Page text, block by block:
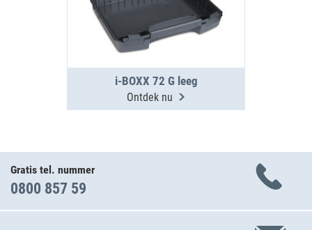
i-BOXX 72 G leeg
Ontdek nu
Gratis tel. nummer
0800 857 59